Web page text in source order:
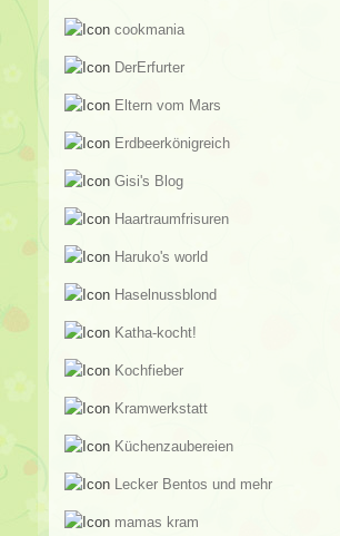
cookmania
DerErfurter
Eltern vom Mars
Erdbeerkönigreich
Gisi's Blog
Haartraumfrisuren
Haruko's world
Haselnussblond
Katha-kocht!
Kochfieber
Kramwerkstatt
Küchenzaubereien
Lecker Bentos und mehr
mamas kram